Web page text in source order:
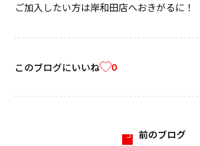
ご加入したい方は岸和田店へおきがるに！
このブログにいいね 0
前のブログ